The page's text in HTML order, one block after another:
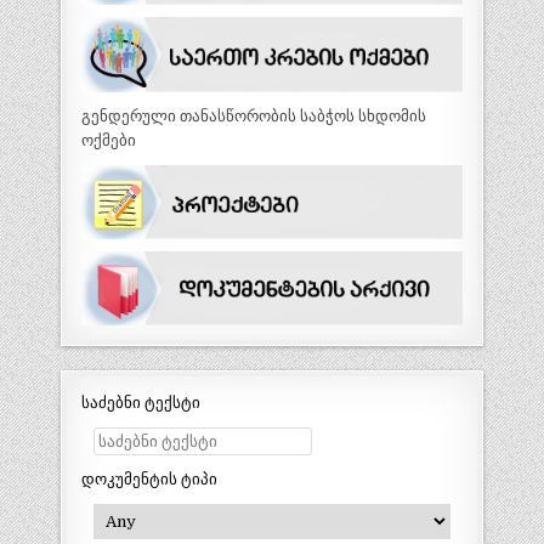
გენდერული თანასწორობის საბჭოს სხდომის
ოქმები
საძებნი ტექსტი
დოკუმენტის ტიპი